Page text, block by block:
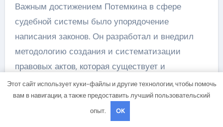
Важным достижением Потемкина в сфере
судебной системы было упорядочение
написания законов. Он разработал и внедрил
методологию создания и систематизации
правовых актов, которая существует и
применяется и по сей день. Это позволило
улучшить понимание и исполнение законов, а
также повысило прозрачность и доступность
Этот сайт использует куки-файлы и другие технологии, чтобы помочь
вам в навигации, а также предоставить лучший пользовательский
опыт.
OK